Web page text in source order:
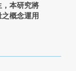
本研究將
概念運用